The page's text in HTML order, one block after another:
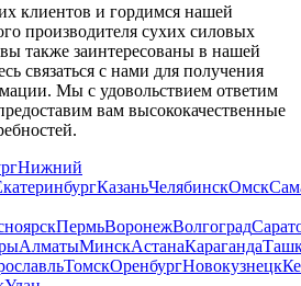
клиентов и гордимся нашей
производителя сухих силовых
также заинтересованы в нашей
связаться с нами для получения
Мы с удовольствием ответим
вам высококачественные
Нижний
КазаньЧелябинскОмск
ПермьВоронежВолгоград
АлматыМинскАстанаКараганда
ТомскОренбургНовокузнецк